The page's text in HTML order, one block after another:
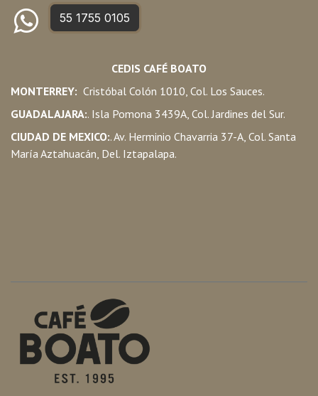
55 1755 0105
CEDIS CAFÉ BOATO
MONTERREY: Cristóbal Colón 1010, Col. Los Sauces.
GUADALAJARA:. Isla Pomona 3439A, Col. Jardines del Sur.
CIUDAD DE MEXICO:. Av. Herminio Chavarria 37-A, Col. Santa
María Aztahuacán, Del. Iztapalapa.